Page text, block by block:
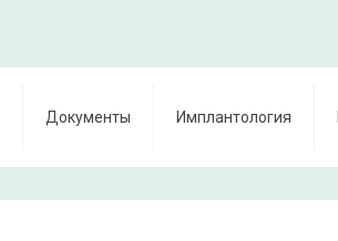
Документы Имплантология